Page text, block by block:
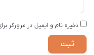
ذخیره نام و ایمیل در مرورگر